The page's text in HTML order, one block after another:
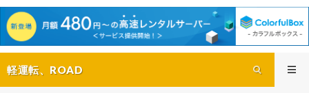
軽運転、ROAD